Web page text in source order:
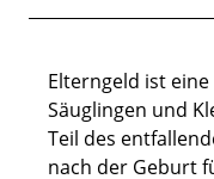
Elterngeld ist
Säuglingen und
Teil des
nach der Geburt